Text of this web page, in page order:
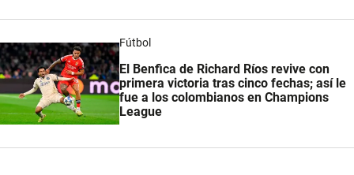
Fútbol
El Benfica de Richard Ríos revive con
primera victoria tras cinco fechas; así le
fue a los colombianos en Champions
League